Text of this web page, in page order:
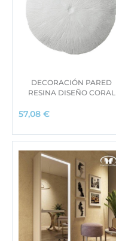
DECORACIÓN PARED
RESINA DISEÑO CORAL
57,08 €